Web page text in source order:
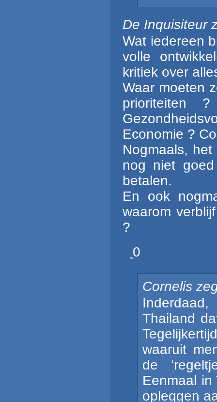
De Inquisiteur
Wat iedereen
volle
kritiek over
Waar moeten
prioriteiten
Economie ?
Nogmaals,
nog niet
betalen.
En ook
waarom
?
0
Cornelis
Thailand
waaruit
de
Eenmaal
opleggen